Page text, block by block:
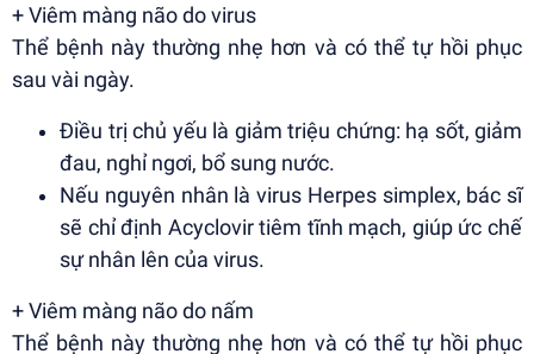
+ Viêm màng não do virus
Thể bệnh này thường nhẹ hơn và có thể tự hồi phục
sau vài ngày.
Điều trị chủ yếu là giảm triệu chứng: hạ sốt, giảm
đau, nghỉ ngơi, bổ sung nước.
Nếu nguyên nhân là virus Herpes simplex, bác sĩ
sẽ chỉ định Acyclovir tiêm tĩnh mạch, giúp ức chế
sự nhân lên của virus.
+ Viêm màng não do nấm
Thể bệnh này thường nhẹ hơn và có thể tự hồi phục